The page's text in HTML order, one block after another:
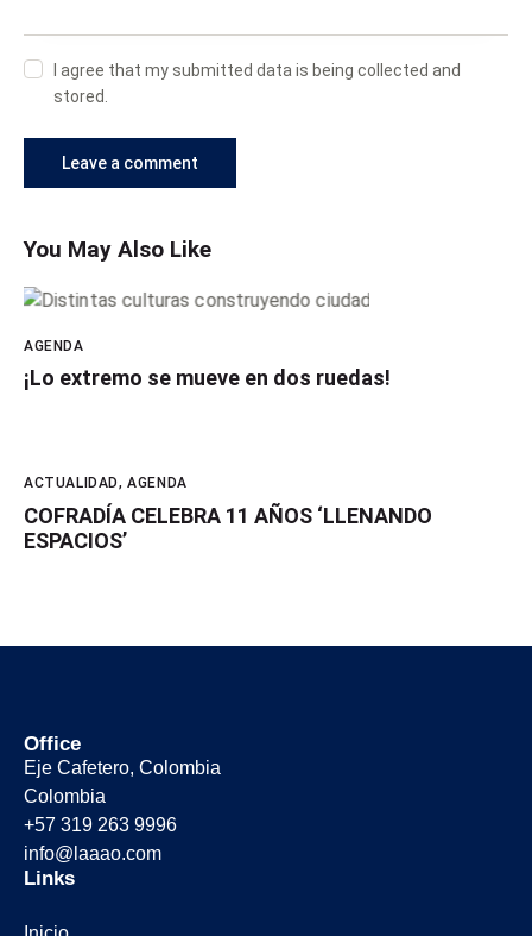
I agree that my submitted data is being collected and
stored.
You May Also Like
AGENDA
¡Lo extremo se mueve en dos ruedas!
ACTUALIDAD,AGENDA
COFRADÍA CELEBRA 11 AÑOS ‘LLENANDO
ESPACIOS’
Office
Eje Cafetero, Colombia
Colombia
+57 319 263 9996
info@laaao.com
Links